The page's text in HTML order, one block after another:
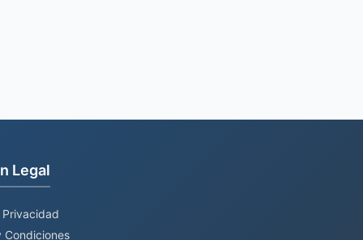
Legal
Condiciones